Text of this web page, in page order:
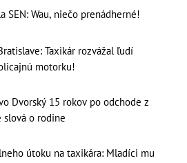
SEN: Wau, niečo prenádherné!
Taxikár rozvážal ľudí
motorku!
Dvorský 15 rokov po odchode z
slová o rodine
útoku na taxikára: Mladíci mu